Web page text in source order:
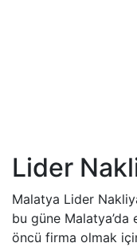
Lider
Malatya Lider
bu güne
öncü firma olmak